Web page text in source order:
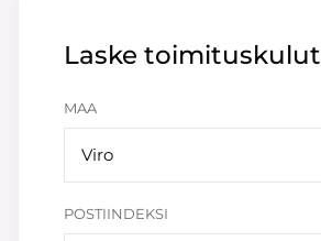
Laske toimituskulut
MAA
Viro
POSTIINDEKSI